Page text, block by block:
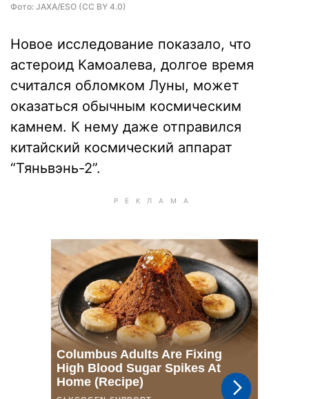
Фото: JAXA/ESO (CC BY 4.0)
Новое исследование показало, что
астероид Камоалева, долгое время
считался обломком Луны, может
оказаться обычным космическим
камнем. К нему даже отправился
китайский космический аппарат
“Тяньвэнь-2”.